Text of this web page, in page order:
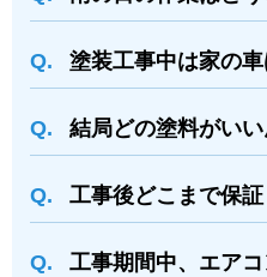
塗装⼯事中は家の
結局どの塗料がいい
⼯事後どこまで保
⼯事期間中、エア